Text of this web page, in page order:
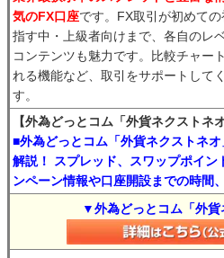
気のFX口座です。FX取引が初めて
指す中・上級者向けまで、各自のレ
コンテンツも魅力です。比較チャー
れる機能など、取引をサポートして
す。
【外為どっとコム「外貨ネクストネ
■外為どっとコム「外貨ネクストネ
解説！ スプレッド、スワップポイン
ンペーン情報や口座開設までの時間
▼外為どっとコム「外